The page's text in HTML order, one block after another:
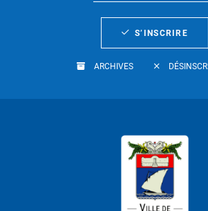
S’INSCRIRE
ARCHIVES